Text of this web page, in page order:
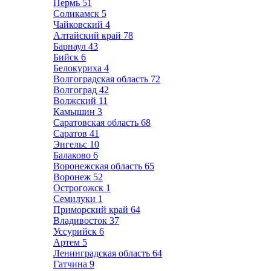
Пермь 51
Соликамск 5
Чайковский 4
Алтайский край 78
Барнаул 43
Бийск 6
Белокуриха 4
Волгоградская область 72
Волгоград 42
Волжский 11
Камышин 3
Саратовская область 68
Саратов 41
Энгельс 10
Балаково 6
Воронежская область 65
Воронеж 52
Острогожск 1
Семилуки 1
Приморский край 64
Владивосток 37
Уссурийск 6
Артем 5
Ленинградская область 64
Гатчина 9